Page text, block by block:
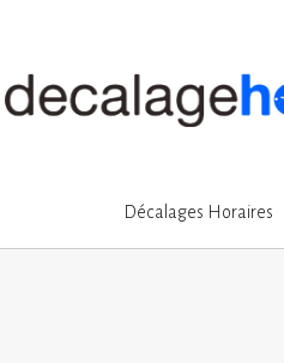
Décalages Horaires